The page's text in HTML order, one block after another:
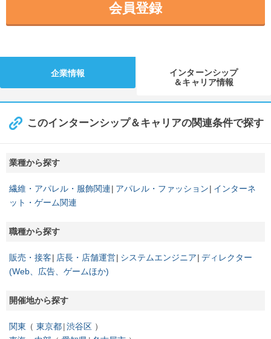
会員登録
企業情報
インターンシップ
＆キャリア情報
このインターンシップ＆キャリアの関連条件で探す
業種から探す
繊維・アパレル・服飾関連 アパレル・ファッション
インターネ
ット・ゲーム関連
職種から探す
販売・接客 店長・店舗運営 システムエンジニア ディレクター
(Web、広告、ゲームほか)
開催地から探す
関東 東京都 渋谷区